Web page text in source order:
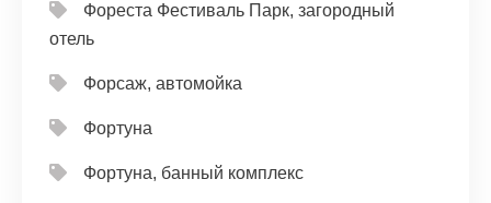
Фореста Фестиваль Парк, загородный
отель
Форсаж, автомойка
Фортуна
Фортуна, банный комплекс